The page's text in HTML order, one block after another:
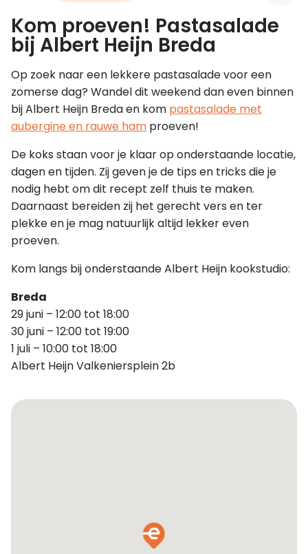
Leer koken als een chef
Kooktips & blogs
Kom proeven! Pastasalade
bij Albert Heijn Breda
Op zoek naar een lekkere pastasalade voor een
zomerse dag? Wandel dit weekend dan even binnen
bij Albert Heijn Breda en kom pastasalade met
aubergine en rauwe ham proeven!
De koks staan voor je klaar op onderstaande locatie,
dagen en tijden. Zij geven je de tips en tricks die je
nodig hebt om dit recept zelf thuis te maken.
Daarnaast bereiden zij het gerecht vers en ter
plekke en je mag natuurlijk altijd lekker even
proeven.
Kom langs bij onderstaande Albert Heijn kookstudio:
Breda
29 juni – 12:00 tot 18:00
30 juni – 12:00 tot 19:00
1 juli – 10:00 tot 18:00
Albert Heijn Valkeniersplein 2b